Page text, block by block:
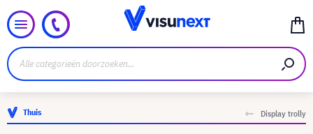
Thuis Display trolly